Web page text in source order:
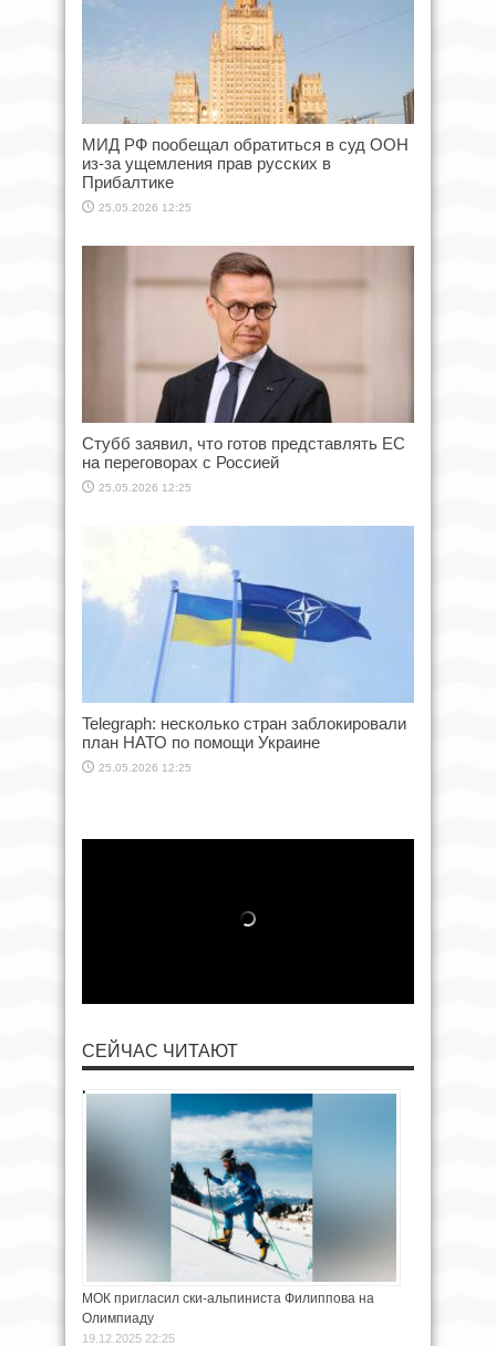
МИД РФ пообещал обратиться в суд ООН
из-за ущемления прав русских в
Прибалтике
25.05.2026 12:25
Стубб заявил, что готов представлять ЕС
на переговорах с Россией
25.05.2026 12:25
Telegraph: несколько стран заблокировали
план НАТО по помощи Украине
25.05.2026 12:25
СЕЙЧАС ЧИТАЮТ
МОК пригласил ски-альпиниста Филиппова на
Олимпиаду
19.12.2025 22:25